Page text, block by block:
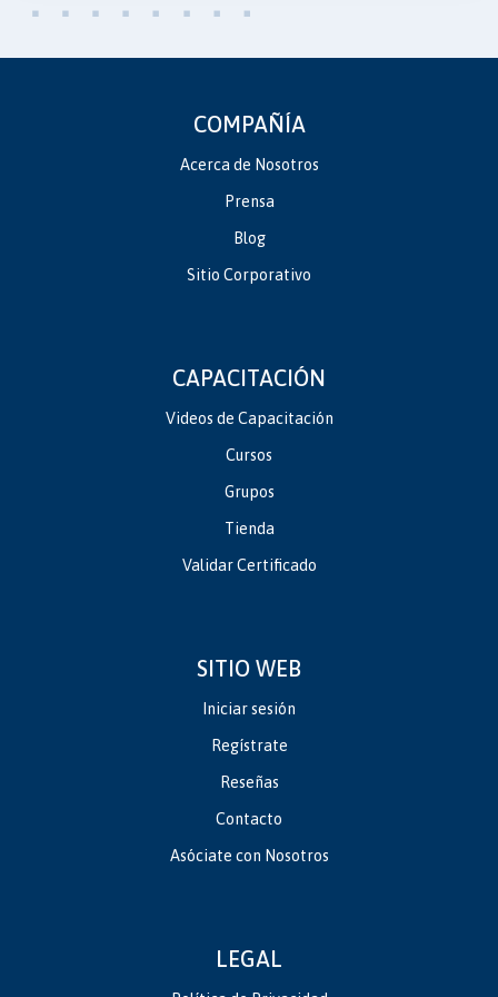
COMPAÑÍA
Acerca de Nosotros
Prensa
Blog
Sitio Corporativo
CAPACITACIÓN
Videos de Capacitación
Cursos
Grupos
Tienda
Validar Certificado
SITIO WEB
Iniciar sesión
Regístrate
Reseñas
Contacto
Asóciate con Nosotros
LEGAL